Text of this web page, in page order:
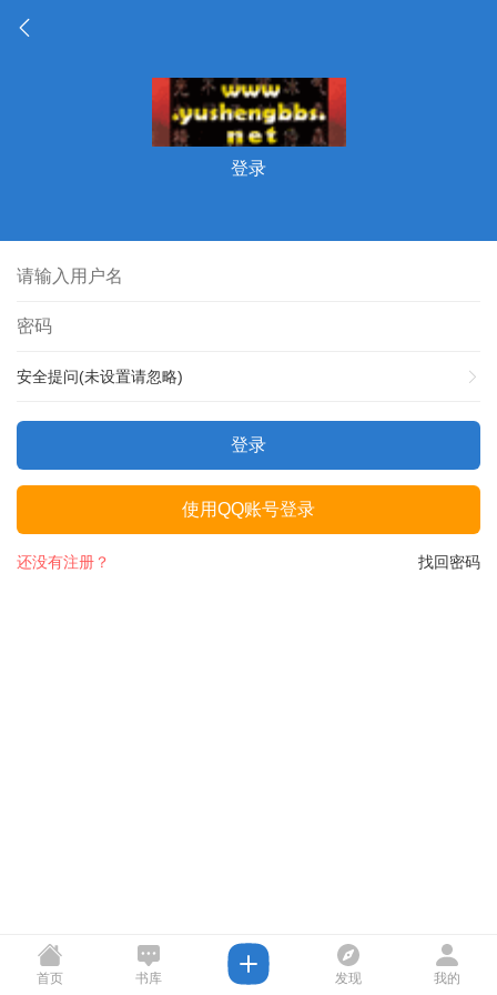
登录
安全提问(未设置请忽略)
登录
使用QQ账号登录
找回密码
还没有注册？
首页 书库 发现 我的